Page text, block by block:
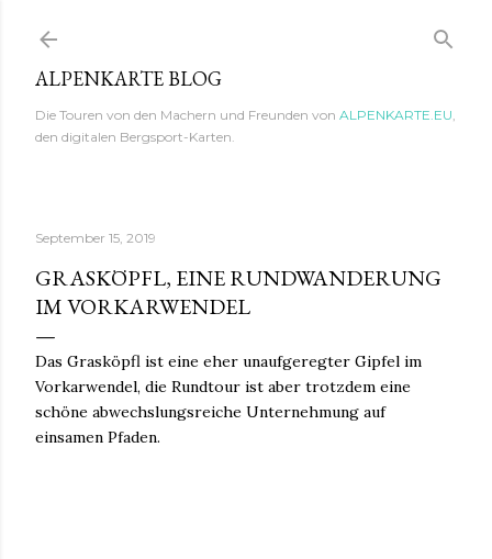
ALPENKARTE BLOG
Die Touren von den Machern und Freunden von ALPENKARTE.EU,
den digitalen Bergsport-Karten.
September 15, 2019
GRASKÖPFL, EINE RUNDWANDERUNG
IM VORKARWENDEL
Das Grasköpfl ist eine eher unaufgeregter Gipfel im
Vorkarwendel, die Rundtour ist aber trotzdem eine
schöne abwechslungsreiche Unternehmung auf
einsamen Pfaden.